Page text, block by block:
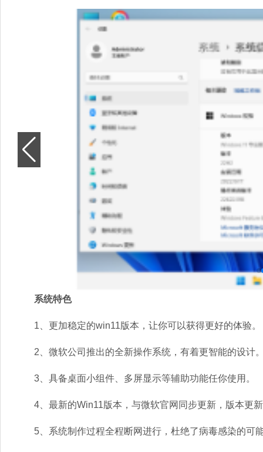
系统特色
1、更加稳定的win11版本，让你可以获得更好的体验。
2、微软公司推出的全新操作系统，有着更智能的设计
3、具备桌面小组件、多屏显示等辅助功能任你使用。
4、最新的Win11版本，与微软官网同步更新，版本更
5、系统制作过程全程断网进行，杜绝了病毒感染的可